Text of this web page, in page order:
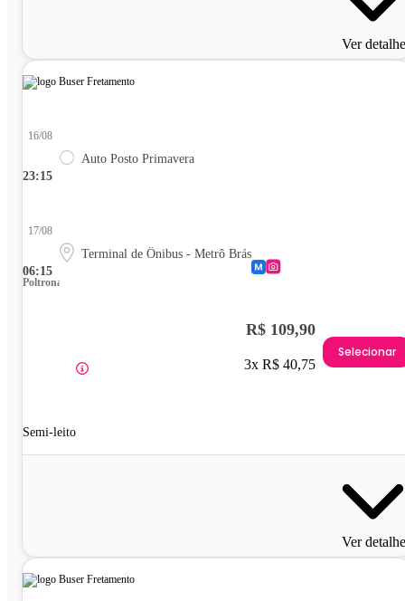
Ver
23:15
16/08
Auto Posto Primavera
06:15
17/08
Terminal de Ônibus - Metrô Brás
Poltrona
Semi-leito
R$ 109,90
3x R$ 40,75
Selecionar
Ver